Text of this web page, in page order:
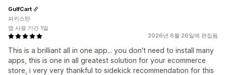
2026년 6월 26일에 편집됨
This is a brilliant all in one app... you don't need to install many
apps, this is one in all greatest solution for your ecommerce
store, i very very thankful to sidekick recommendation for this
GulfCart
파키스탄
앱 사용 기간 1일